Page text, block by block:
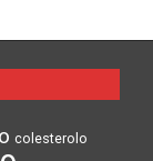
colesterolo